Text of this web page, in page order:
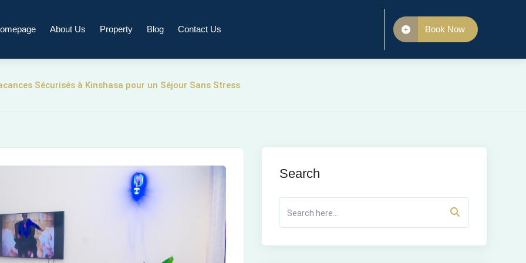
About Us Property Blog Contact Us Book Now
Sécurisés à Kinshasa pour un Séjour Sans Stress
Search